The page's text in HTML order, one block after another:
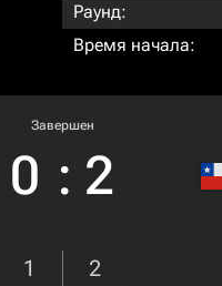
Раунд:
Время начала:
Завершен
0 : 2
1
2